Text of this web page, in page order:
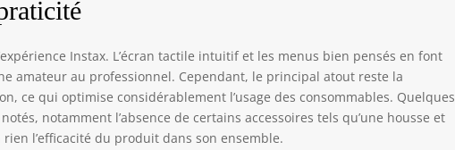
Instax. L’écran tactile intuitif et les menus bien pensés en font
amateur au professionnel. Cependant, le principal atout reste la
ce qui optimise considérablement l’usage des consommables. Quelques
notamment l’absence de certains accessoires tels qu’une housse et
l’efficacité du produit dans son ensemble.